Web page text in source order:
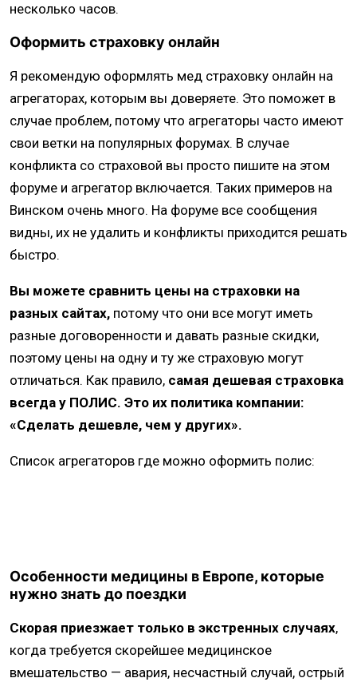
несколько часов.
Оформить страховку онлайн
Я рекомендую оформлять мед страховку онлайн на
агрегаторах, которым вы доверяете. Это поможет в
случае проблем, потому что агрегаторы часто имеют
свои ветки на популярных форумах. В случае
конфликта со страховой вы просто пишите на этом
форуме и агрегатор включается. Таких примеров на
Винском очень много. На форуме все сообщения
видны, их не удалить и конфликты приходится решать
быстро.
Вы можете сравнить цены на страховки на
разных сайтах, потому что они все могут иметь
разные договоренности и давать разные скидки,
поэтому цены на одну и ту же страховую могут
отличаться. Как правило, самая дешевая страховка
всегда у ПОЛИС. Это их политика компании:
«Сделать дешевле, чем у других».
Список агрегаторов где можно оформить полис:
Особенности медицины в Европе, которые
нужно знать до поездки
Скорая приезжает только в экстренных случаях,
когда требуется скорейшее медицинское
вмешательство — авария, несчастный случай, острый